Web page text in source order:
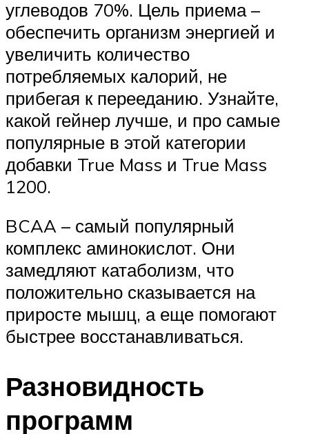
углеводов 70%. Цель приема –
обеспечить организм энергией и
увеличить количество
потребляемых калорий, не
прибегая к перееданию. Узнайте,
какой гейнер лучше, и про самые
популярные в этой категории
добавки True Mass и True Mass
1200.
BCAA – самый популярный
комплекс аминокислот. Они
замедляют катаболизм, что
положительно сказывается на
приросте мышц, а еще помогают
быстрее восстанавливаться.
Разновидность
программ